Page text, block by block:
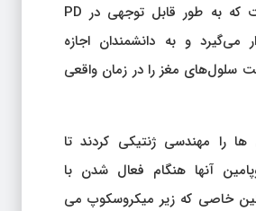
اعماق مغز است که به طور قابل توجهی در PD
می‌گیرد و به دانشمندان اجازه
سلول‌های مغز را در زمان واقعی
را مهندسی ژنتیکی کردند تا
آنها هنگام فعال شدن با
خاصی که زیر میکروسکوپ می